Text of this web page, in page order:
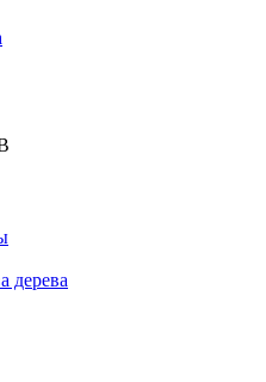
дерева